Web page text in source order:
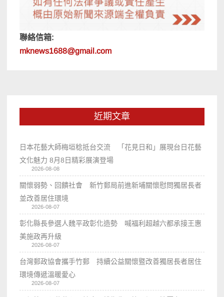
聯絡信箱:
mknews1688@gmail.com
近期文章
日本花藝大師梅垣稔抵台交流 「花見日和」展現台日花藝
文化魅力 8月8日精彩展演登場
2026-08-08
關懷弱勢、回饋社會 新竹郵局前進新埔關懷慰問獨居長者
並改善居住環境
2026-08-07
彰化縣長參選人魏平政彰化造勢 喊福利超越六都承接王惠
美施政再升級
2026-08-07
台灣郵政協會攜手竹郵 持續公益關懷暨改善獨居長者居住
環境傳遞溫暖愛心
2026-08-07